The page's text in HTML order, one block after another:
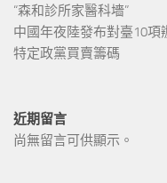
“森和診所家醫科墻”
中國年夜陸發布對臺10項
特定政黨買賣籌碼
近期留言
尚無留言可供顯示。